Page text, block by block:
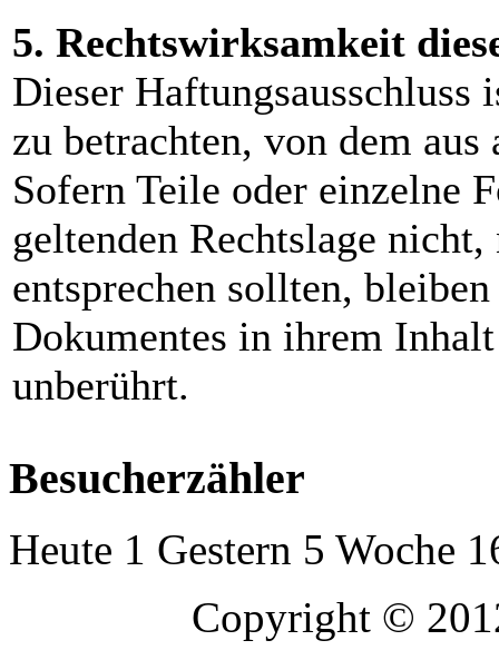
5. Rechtswirksamkeit
Dieser Haftungsausschluss
zu betrachten, von dem
Sofern Teile oder einzelne
geltenden Rechtslage
entsprechen sollten,
Dokumentes in ihrem
unberührt.
Besucherzähler
Heute 1 Gestern 5 Woche
Copyright ©